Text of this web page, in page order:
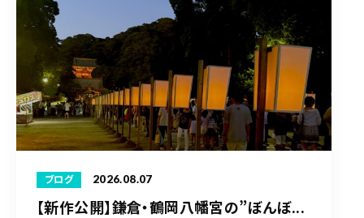
ブログ 2026.08.07
【新作公開】鎌倉・鶴岡八幡宮の”ぼんぼ...